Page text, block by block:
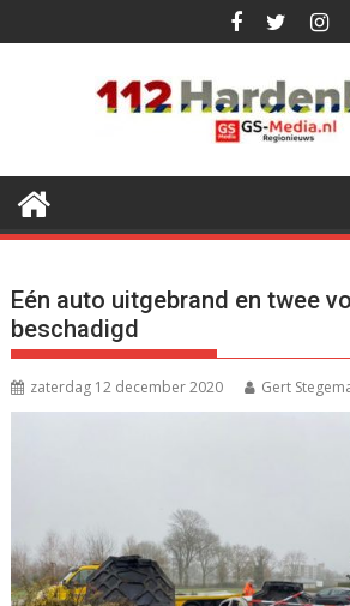
naar
Eén auto uitgebrand en twee
beschadigd
zaterdag 12 december 2020 Gert